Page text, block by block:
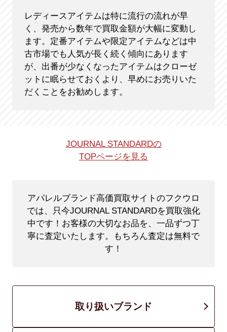
レディースアイテムは特に流行の流れが早
く、発売から数年で買取金額が大幅に変動し
ます。定番アイテムや限定アイテムなどは中
古市場でも人気が長く続く傾向にあります
が、出番が少なくなったアイテムはクローゼ
ットに眠らせておくより、早めにお売りいた
だくことをお勧めします。
JOURNAL STANDARDの
TOPページを見る
アパレルブランド高価買取サイトのフクウロ
では、只今JOURNAL STANDARDを買取強化
中です！ お客様の大切なお品を、一品ずつ丁
寧に査定いたします。もちろん査定は無料で
す！
取り扱いブランド